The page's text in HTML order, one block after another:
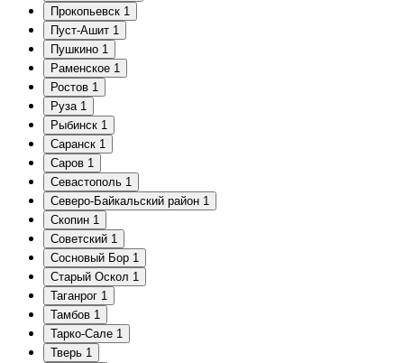
Прокопьевск 1
Пуст-Ашит 1
Пушкино 1
Раменское 1
Ростов 1
Руза 1
Рыбинск 1
Саранск 1
Саров 1
Севастополь 1
Северо-Байкальский район 1
Скопин 1
Советский 1
Сосновый Бор 1
Старый Оскол 1
Таганрог 1
Тамбов 1
Тарко-Сале 1
Тверь 1